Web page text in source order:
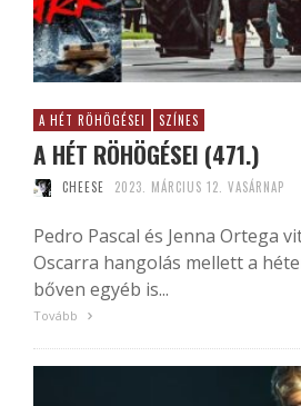
A HÉT RÖHÖGÉSEI SZÍNES
A HÉT RÖHÖGÉSEI (471.)
CHEESE 2023. MÁRCIUS 12. VASÁRNAP
Pedro Pascal és Jenna Ortega
Oscarra hangolás mellett a
bőven egyéb is...
Tovább